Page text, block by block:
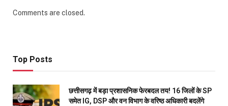
Comments are closed.
Top Posts
छत्तीसगढ़ में बड़ा प्रशासनिक फेरबदल तय! 16 जिलों के SP
समेत IG, DSP और वन विभाग के वरिष्ठ अधिकारी बदलेंगे